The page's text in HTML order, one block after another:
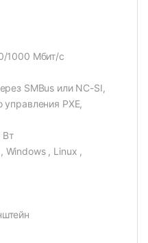
1000 Мбит/с
SMBus или NC-SI,
управления PXE,
, Linux ,